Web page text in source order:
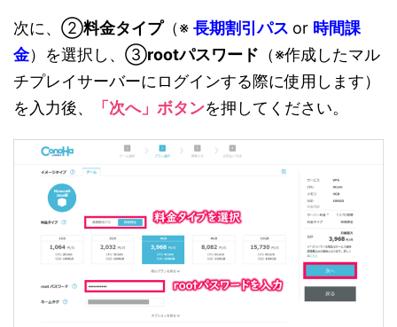
次に、②料金タイプ（※ 長期割引パス or 時間課
金）を選択し、③rootパスワード （※作成したマル
チプレイサーバーにログインする際に使用します）
を入力後、
「次へ」ボタンを押してください。